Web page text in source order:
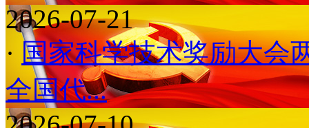
2026-07-21
· 国家科学技术奖励大会
全国代...